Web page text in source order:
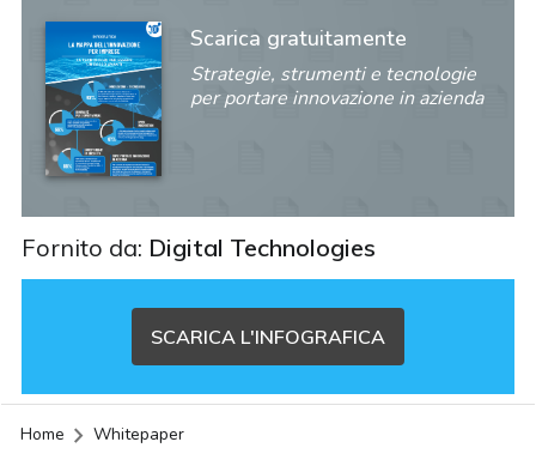
Scarica gratuitamente
Strategie, strumenti e tecnologie
per portare innovazione in azienda
Fornito da: Digital Technologies
SCARICA L'INFOGRAFICA
Home Whitepaper